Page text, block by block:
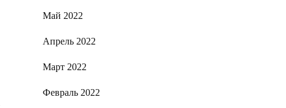
Май 2022
Апрель 2022
Март 2022
Февраль 2022